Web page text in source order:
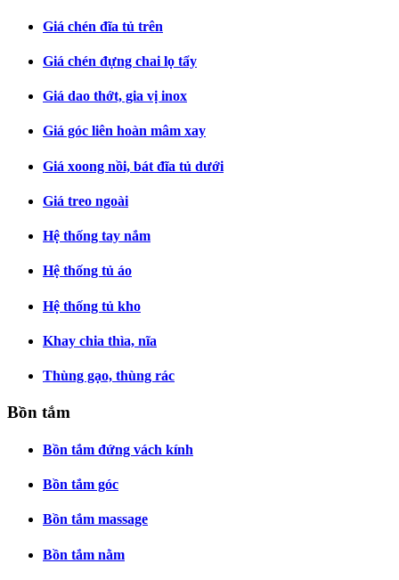
Giá chén đĩa tủ trên
Giá chén đựng chai lọ tẩy
Giá dao thớt, gia vị inox
Giá góc liên hoàn mâm xay
Giá xoong nồi, bát đĩa tủ dưới
Giá treo ngoài
Hệ thống tay nắm
Hệ thống tủ áo
Hệ thống tủ kho
Khay chia thìa, nĩa
Thùng gạo, thùng rác
Bồn tắm
Bồn tắm đứng vách kính
Bồn tắm góc
Bồn tắm massage
Bồn tắm nằm